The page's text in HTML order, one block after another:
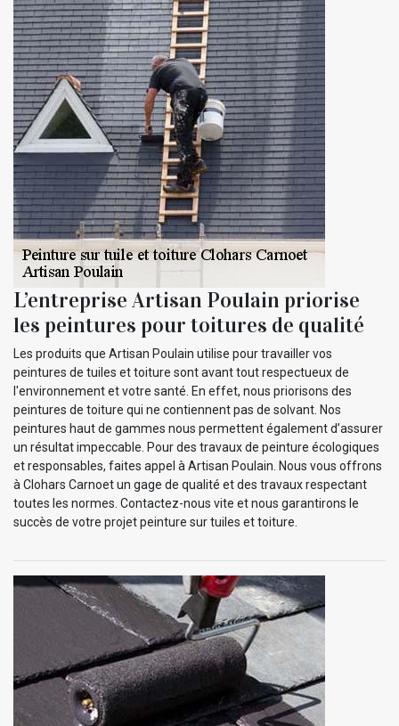
L’entreprise Artisan Poulain priorise
les peintures pour toitures de qualité
Les produits que Artisan Poulain utilise pour travailler vos
peintures de tuiles et toiture sont avant tout respectueux de
l'environnement et votre santé. En effet, nous priorisons des
peintures de toiture qui ne contiennent pas de solvant. Nos
peintures haut de gammes nous permettent également d’assurer
un résultat impeccable. Pour des travaux de peinture écologiques
et responsables, faites appel à Artisan Poulain. Nous vous offrons
à Clohars Carnoet un gage de qualité et des travaux respectant
toutes les normes. Contactez-nous vite et nous garantirons le
succès de votre projet peinture sur tuiles et toiture.